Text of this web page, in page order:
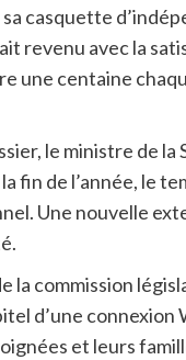
sa casquette
revenu avec la
une centaine
le ministre de la
fin de l’année, le
Une nouvelle
commission
d’une connexion
et leurs